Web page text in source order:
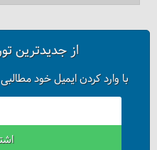
از جدیدترین
با وارد کردن ایمیل خود